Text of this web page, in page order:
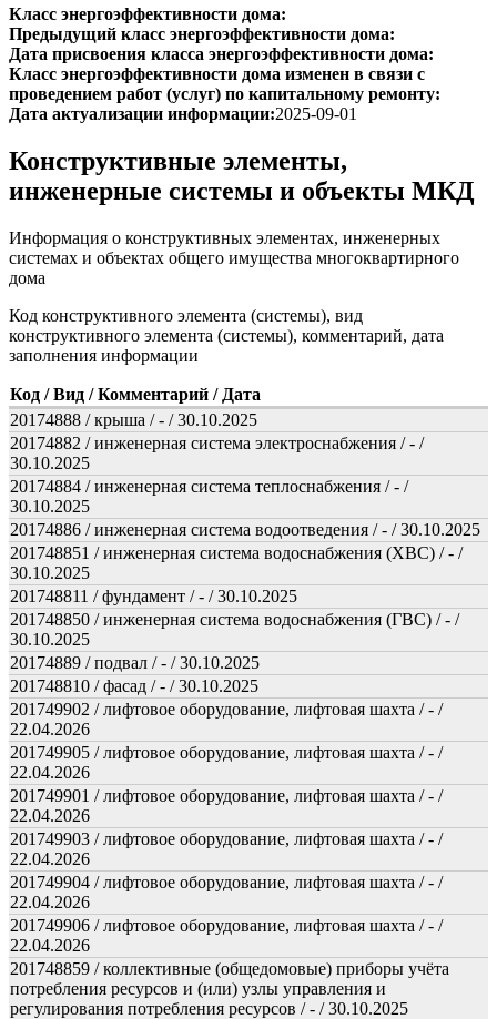
Класс энергоэффективности дома:
Предыдущий класс энергоэффективности дома:
Дата присвоения класса энергоэффективности дома:
Класс энергоэффективности дома изменен в связи с
проведением работ (услуг) по капитальному ремонту:
Дата актуализации информации:2025-09-01
Конструктивные элементы,
инженерные системы и объекты МКД
Информация о конструктивных элементах, инженерных
системах и объектах общего имущества многоквартирного
дома
Код конструктивного элемента (системы), вид
конструктивного элемента (системы), комментарий, дата
заполнения информации
Код / Вид / Комментарий / Дата
20174888 / крыша / - / 30.10.2025
20174882 / инженерная система электроснабжения / - /
30.10.2025
20174884 / инженерная система теплоснабжения / - /
30.10.2025
20174886 / инженерная система водоотведения / - / 30.10.2025
201748851 / инженерная система водоснабжения (ХВС) / - /
30.10.2025
201748811 / фундамент / - / 30.10.2025
201748850 / инженерная система водоснабжения (ГВС) / - /
30.10.2025
20174889 / подвал / - / 30.10.2025
201748810 / фасад / - / 30.10.2025
201749902 / лифтовое оборудование, лифтовая шахта / - /
22.04.2026
201749905 / лифтовое оборудование, лифтовая шахта / - /
22.04.2026
201749901 / лифтовое оборудование, лифтовая шахта / - /
22.04.2026
201749903 / лифтовое оборудование, лифтовая шахта / - /
22.04.2026
201749904 / лифтовое оборудование, лифтовая шахта / - /
22.04.2026
201749906 / лифтовое оборудование, лифтовая шахта / - /
22.04.2026
201748859 / коллективные (общедомовые) приборы учёта
потребления ресурсов и (или) узлы управления и
регулирования потребления ресурсов / - / 30.10.2025